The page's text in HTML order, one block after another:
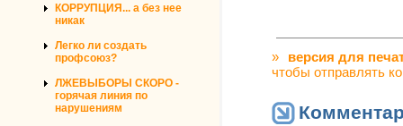
КОРРУПЦИЯ... а без нее
никак
Легко ли создать
профсоюз?
ЛЖЕВЫБОРЫ СКОРО -
горячая линия по
нарушениям
»
версия для
чтобы отправлять